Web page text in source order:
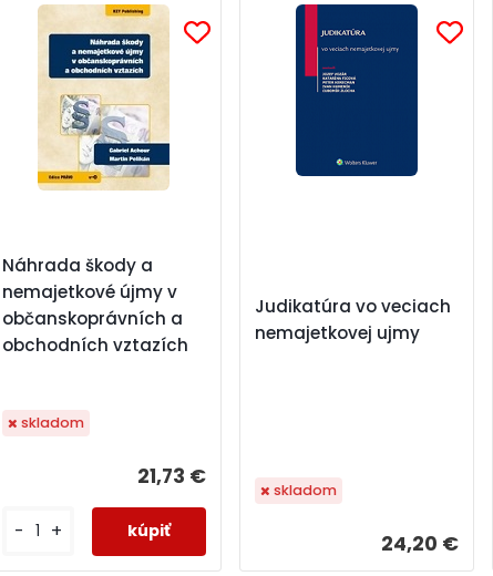
Náhrada škody a
nemajetkové újmy v
občanskoprávních a
obchodních vztazích
21,73 €
skladom
- +
Judikatúra vo veciach
nemajetkovej ujmy
24,20 €
skladom